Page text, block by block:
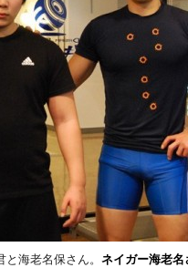
海老名保さん。 ネイガー海老